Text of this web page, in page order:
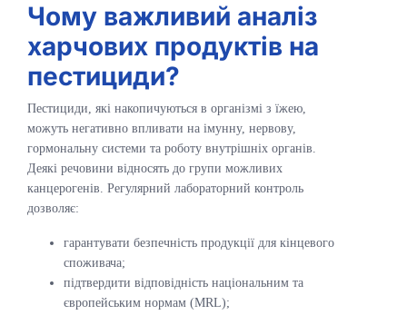
Чому важливий аналіз
харчових продуктів на
пестициди?
Пестициди, які накопичуються в організмі з їжею,
можуть негативно впливати на імунну, нервову,
гормональну системи та роботу внутрішніх органів.
Деякі речовини відносять до групи можливих
канцерогенів. Регулярний лабораторний контроль
дозволяє:
гарантувати безпечність продукції для кінцевого
споживача;
підтвердити відповідність національним та
європейським нормам (MRL);